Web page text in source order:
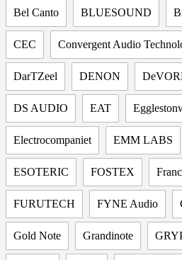
Bel Canto BLUESOUND
CEC Convergent Audio
DarTZeel DENON
DS AUDIO EAT
Electrocompaniet EMM LABS
ESOTERIC FOSTEX
FURUTECH FYNE Audio
Gold Note Grandinote